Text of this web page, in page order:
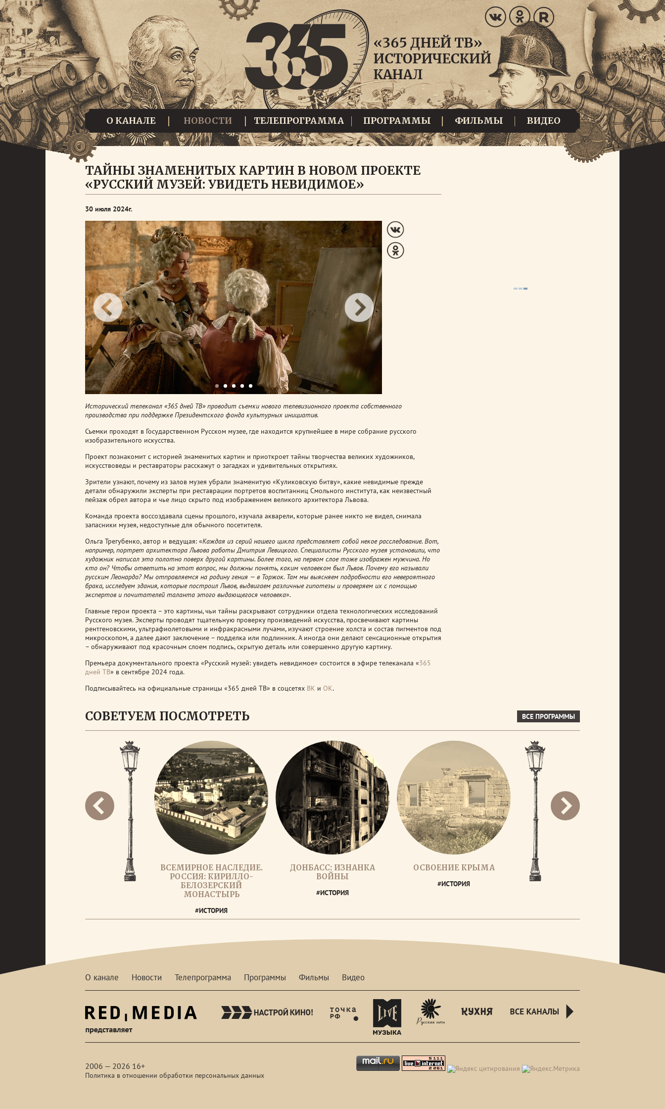
О КАНАЛЕ НОВОСТИ ТЕЛЕПРОГРАММА ПРОГРАММЫ ФИЛЬМЫ ВИДЕО
ТАЙНЫ ЗНАМЕНИТЫХ КАРТИН В НОВОМ ПРОЕКТЕ
«РУССКИЙ МУЗЕЙ: УВИДЕТЬ НЕВИДИМОЕ»
30 июля 2024г.
Исторический телеканал «365 дней ТВ» проводит съемки нового телевизионного проекта собственного
производства при поддержке Президентского фонда культурных инициатив.
Съемки проходят в Государственном Русском музее, где находится крупнейшее в мире собрание русского
изобразительного искусства.
Проект познакомит с историей знаменитых картин и приоткроет тайны творчества великих художников,
искусствоведы и реставраторы расскажут о загадках и удивительных открытиях.
Зрители узнают, почему из залов музея убрали знаменитую «Куликовскую битву», какие невидимые прежде
детали обнаружили эксперты при реставрации портретов воспитанниц Смольного института, как неизвестный
пейзаж обрел автора и чье лицо скрыто под изображением великого архитектора Львова.
Команда проекта воссоздавала сцены прошлого, изучала акварели, которые ранее никто не видел, снимала
запасники музея, недоступные для обычного посетителя.
Ольга Трегубенко, автор и ведущая: «Каждая из серий нашего цикла представляет собой некое расследование. Вот,
например, портрет архитектора Львова работы Дмитрия Левицкого. Специалисты Русского музея установили, что
художник написал это полотно поверх другой картины. Более того, на первом слое тоже изображен мужчина. Но
кто он? Чтобы ответить на этот вопрос, мы должны понять, каким человеком был Львов. Почему его называли
русским Леонардо? Мы отправляемся на родину гения — в Торжок. Там мы выясняем подробности его невероятного
брака, исследуем здания, которые построил Львов, выдвигаем различные гипотезы и проверяем их с помощью
экспертов и почитателей таланта этого выдающегося человека».
Главные герои проекта – это картины, чьи тайны раскрывают сотрудники отдела технологических исследований
Русского музея. Эксперты проводят тщательную проверку произведений искусства, просвечивают картины
рентгеновскими, ультрафиолетовыми и инфракрасными лучами, изучают строение холста и состав пигментов под
микроскопом, а далее дают заключение – подделка или подлинник. А иногда они делают сенсационные открытия
– обнаруживают под красочным слоем подпись, скрытую деталь или совершенно другую картину.
Премьера документального проекта «Русский музей: увидеть невидимое» состоится в эфире телеканала «365
дней ТВ» в сентябре 2024 года.
Подписывайтесь на официальные страницы «365 дней ТВ» в соцсетях ВК и ОК.
СОВЕТУЕМ ПОСМОТРЕТЬ ВСЕ ПРОГРАММЫ
ВСЕМИРНОЕ НАСЛЕДИЕ.
РОССИЯ: КИРИЛЛО-
БЕЛОЗЕРСКИЙ
МОНАСТЫРЬ
#ИСТОРИЯ
ДОНБАСС: ИЗНАНКА
ВОЙНЫ
#ИСТОРИЯ
ОСВОЕНИЕ КРЫМА
#ИСТОРИЯ
О канале Новости Телепрограмма Программы Фильмы Видео
nastroykino mymusictv rusnight kuhnyatv
2006 — 2026 16+
Политика в отношении обработки персональных данных